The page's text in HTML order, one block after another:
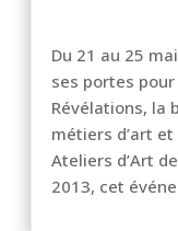
Du 21 au 25
ses portes
Révélations, la
métiers d’art
Ateliers d’Art
2013, cet